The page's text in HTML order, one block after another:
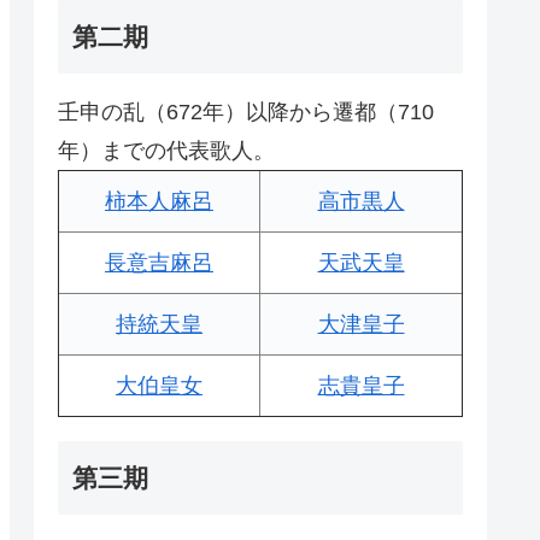
第二期
壬申の乱（672年）以降から遷都（710
年）までの代表歌人。
柿本人麻呂 高市黒人
長意吉麻呂 天武天皇
持統天皇 大津皇子
大伯皇女 志貴皇子
第三期